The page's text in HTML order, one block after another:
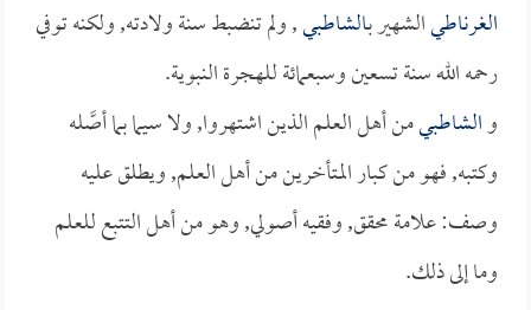
الغرناطيالشهير بالشاطبي, ولم تنضبط سنة ولادته, ولكنه توفي
رحمه الله سنة تسعين وسبعمائة للهجرة النبوية.
والشاطبيمن أهل العلم الذين اشتهروا, ولا سيما بما أصَّله
وكتبه, فهو من كبار المتأخرين من أهل العلم, ويطلق عليه
وصف: علامة محقق, وفقيه أصولي, وهو من أهل التتبع للعلم
وما إلى ذلك.